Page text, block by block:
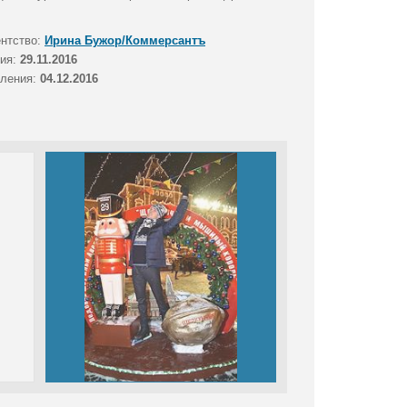
Ирина Бужор/Коммерсантъ
29.11.2016
04.12.2016